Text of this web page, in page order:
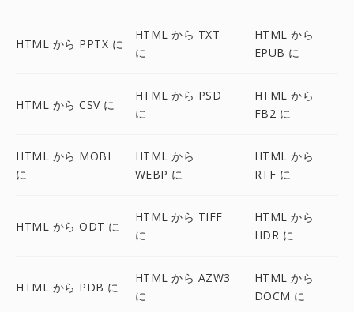
HTML から PPTX に
HTML から TXT
に
HTML から
EPUB に
HTML から CSV に
HTML から PSD
に
HTML から
FB2 に
HTML から MOBI
に
HTML から
WEBP に
HTML から
RTF に
HTML から ODT に
HTML から TIFF
に
HTML から
HDR に
HTML から PDB に
HTML から AZW3
に
HTML から
DOCM に